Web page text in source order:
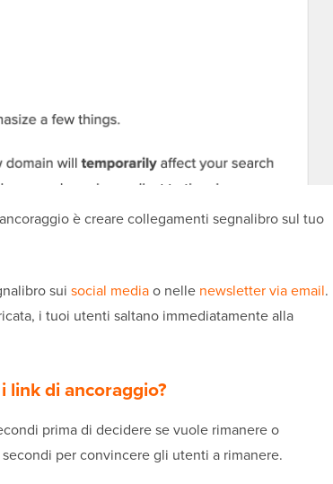
è creare collegamenti segnalibro sul tuo
sui social mediao nelle newsletter via email.
i tuoi utenti saltano immediatamente alla
link di ancoraggio?
prima di decidere se vuole rimanere o
per convincere gli utenti a rimanere.